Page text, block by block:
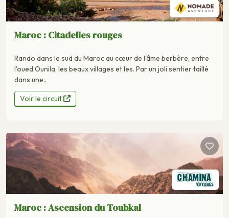
Maroc : Citadelles rouges
Rando dans le sud du Maroc au cœur de l'âme berbère, entre
l'oued Ounila, les beaux villages et les. Par un joli sentier taillé
dans une..
Voir le circuit
Maroc : Ascension du Toubkal